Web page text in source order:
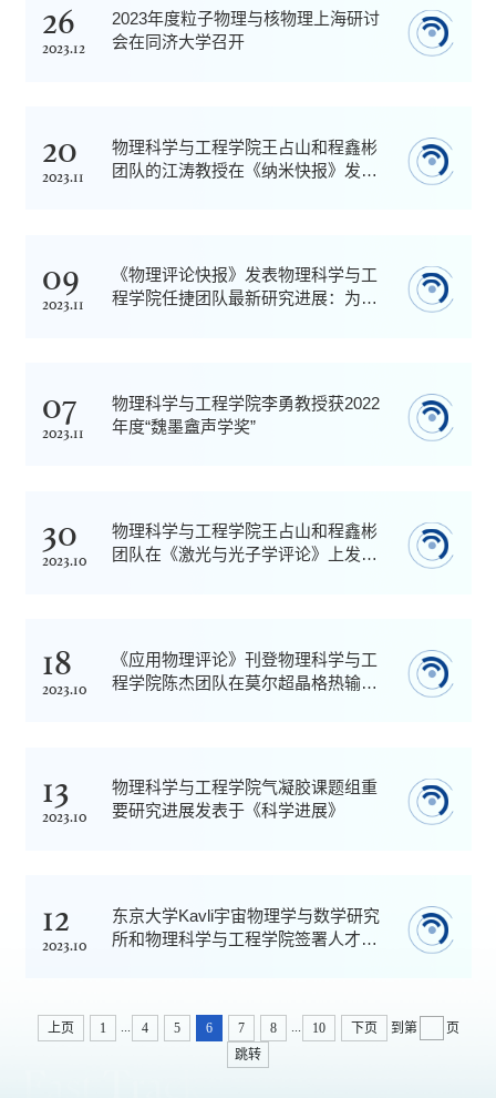
26
2023.12
2023年度粒子物理与核物理上海研讨
会在同济大学召开
20
2023.11
物理科学与工程学院王占山和程鑫彬
团队的江涛教授在《纳米快报》发表
09
2023.11
《物理评论快报》发表物理科学与工
程学院任捷团队最新研究进展：为何
07
2023.11
物理科学与工程学院李勇教授获2022
年度“魏墨盦声学奖”
30
2023.10
物理科学与工程学院王占山和程鑫彬
团队在《激光与光子学评论》上发表
18
2023.10
《应用物理评论》刊登物理科学与工
程学院陈杰团队在莫尔超晶格热输运
13
2023.10
物理科学与工程学院气凝胶课题组重
要研究进展发表于《科学进展》
12
2023.10
东京大学Kavli宇宙物理学与数学研究
所和物理科学与工程学院签署人才交
上页 1 4 5 6 7 8 10 下页 到第
页
跳转